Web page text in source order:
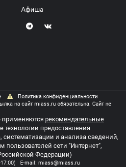
Афиша
Политика конфиденциальности
на сайт miass.ru обязательна. Сайт не
применяются рекомендательные
предоставления
систематизации и анализа сведений,
пользователей сети "Интернет",
Федерации)
17:00) E-mail: miass@miass.ru